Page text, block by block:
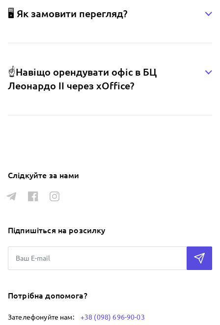
🖥️ Як замовити перегляд?
☝️Навіщо орендувати офіс в БЦ
Леонардо ІІ через xOffice?
Слідкуйте за нами
Підпишіться на розсилку
Потрібна допомога?
Зателефонуйте нам: +38 (098) 696-90-03